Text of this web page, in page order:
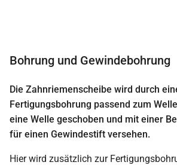
Bohrung und Gewindebohrung
Die Zahnriemenscheibe wird durch
Fertigungsbohrung passend zum
eine Welle geschoben und mit einer
für einen Gewindestift versehen.
Hier wird zusätzlich zur